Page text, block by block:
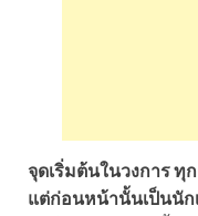
จุดเริ่มต้นในวงการ
แต่ก่อนหน้านั้นเป็นนัก